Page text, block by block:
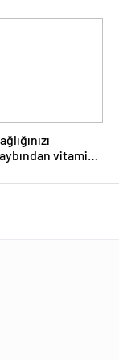
alarmı
vitamin